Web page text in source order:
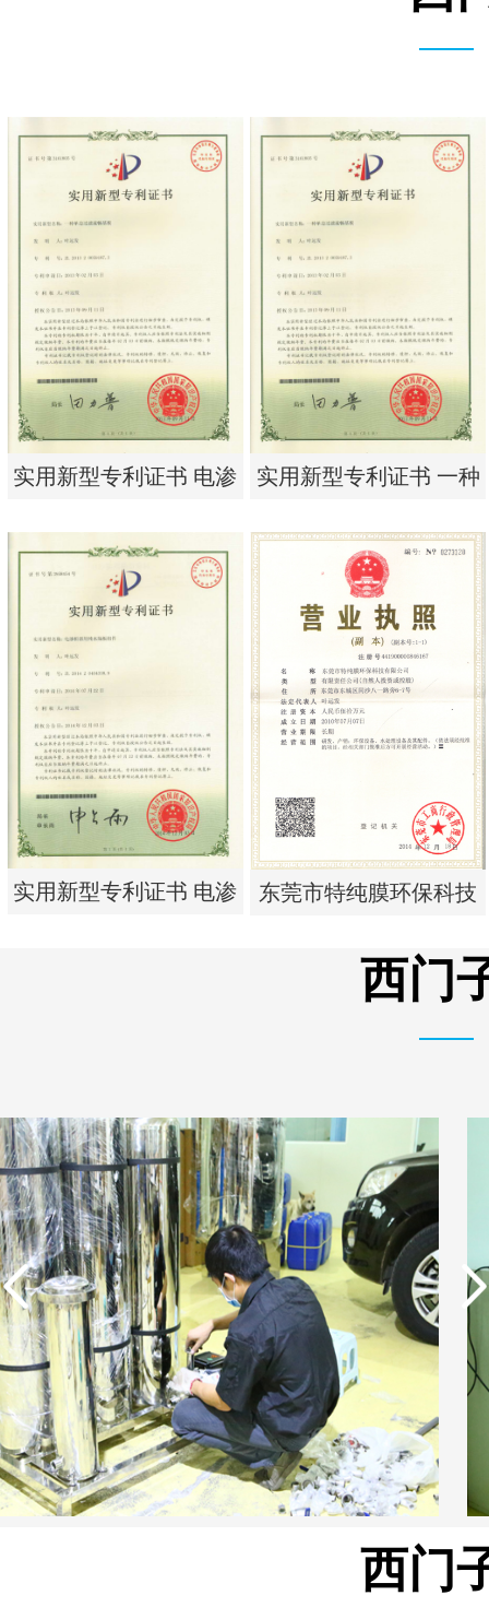
实用新型专利证书 电渗
实用新型专利证书 电渗
析器用浓水隔板组件
实用新型专利证书 一种
实用新型专利证书 一种
单边过滤流畅基板
实用新型专利证书 电渗
析器用纯水隔板组件
东莞市特纯膜环保科技
有限公司营业执照
西门
西门